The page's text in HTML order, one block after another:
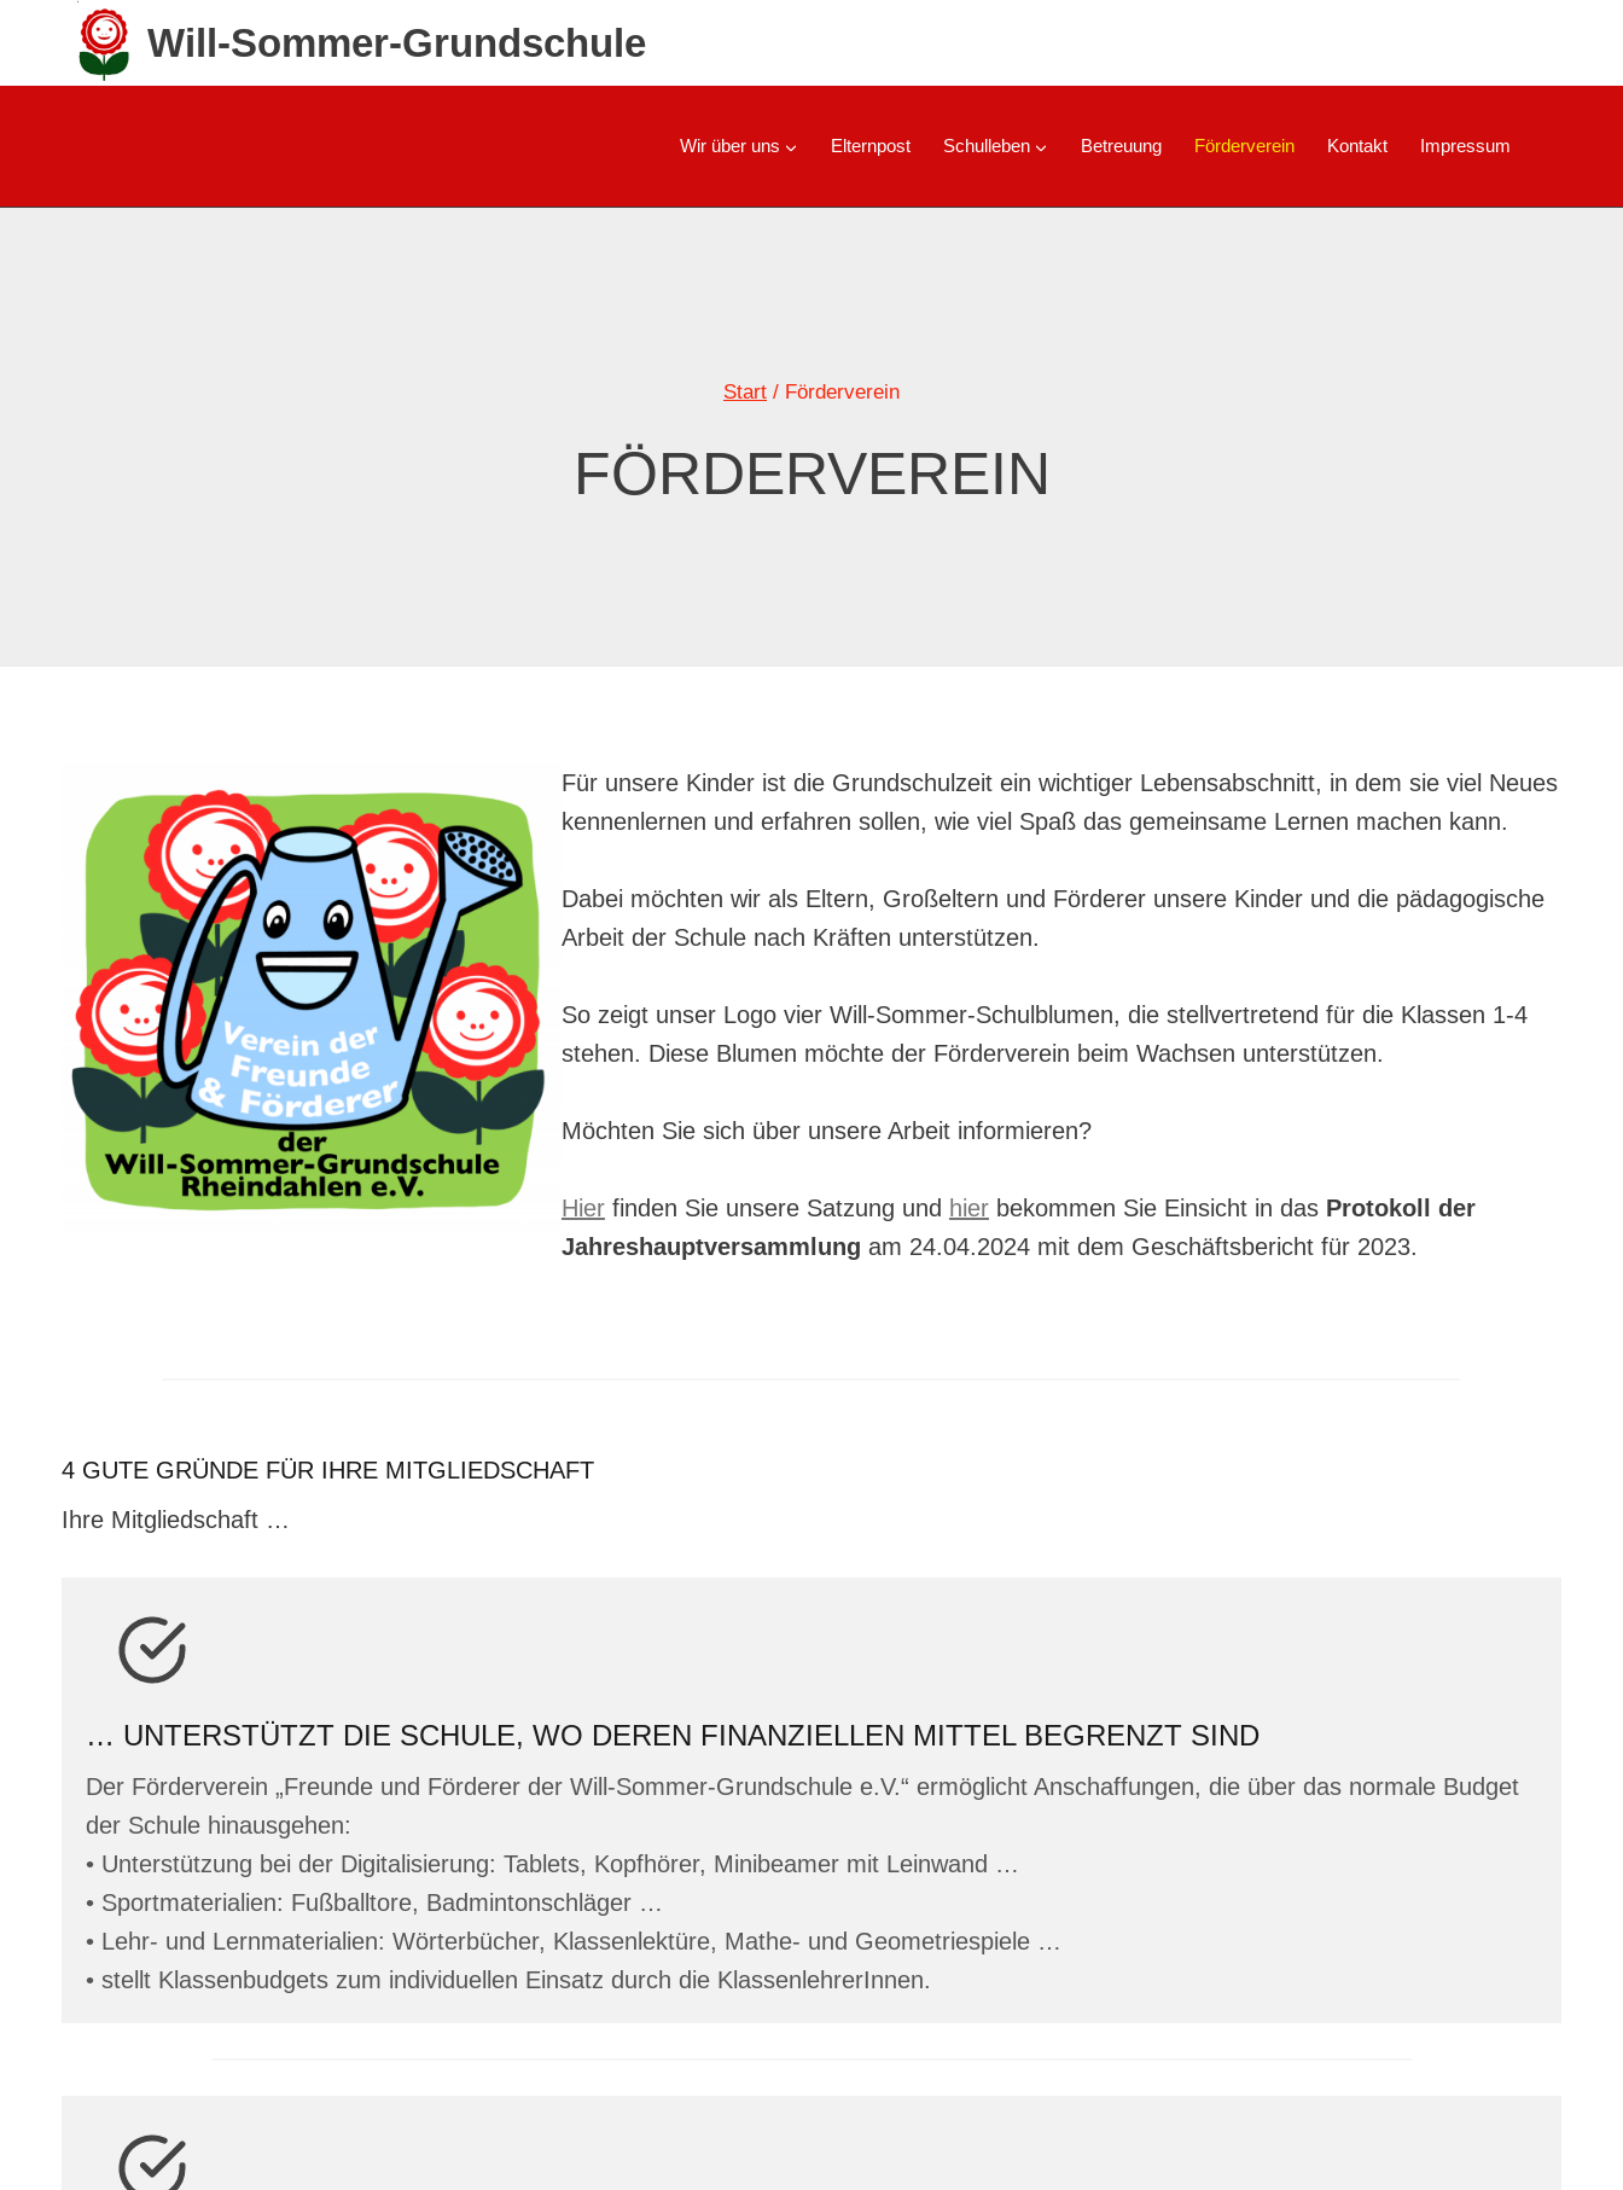
Will-Sommer-Grundschule
Wir über uns Elternpost Schulleben Betreuung Förderverein Kontakt Impressum
Start / Förderverein
FÖRDERVEREIN
Für unsere Kinder ist die Grundschulzeit ein wichtiger Lebensabschnitt, in dem sie viel Neues
kennenlernen und erfahren sollen, wie viel Spaß das gemeinsame Lernen machen kann.
Dabei möchten wir als Eltern, Großeltern und Förderer unsere Kinder und die pädagogische
Arbeit der Schule nach Kräften unterstützen.
So zeigt unser Logo vier Will-Sommer-Schulblumen, die stellvertretend für die Klassen 1-4
stehen. Diese Blumen möchte der Förderverein beim Wachsen unterstützen.
Möchten Sie sich über unsere Arbeit informieren?
Hierfinden Sie unsere Satzung und hierbekommen Sie Einsicht in das Protokoll der
Jahreshauptversammlung am 24.04.2024 mit dem Geschäftsbericht für 2023.
4 GUTE GRÜNDE FÜR IHRE MITGLIEDSCHAFT
Ihre Mitgliedschaft …
… UNTERSTÜTZT DIE SCHULE, WO DEREN FINANZIELLEN MITTEL BEGRENZT SIND
Der Förderverein „Freunde und Förderer der Will-Sommer-Grundschule e.V.“ ermöglicht Anschaffungen, die über das normale Budget
der Schule hinausgehen:
• Unterstützung bei der Digitalisierung: Tablets, Kopfhörer, Minibeamer mit Leinwand …
• Sportmaterialien: Fußballtore, Badmintonschläger …
• Lehr- und Lernmaterialien: Wörterbücher, Klassenlektüre, Mathe- und Geometriespiele …
• stellt Klassenbudgets zum individuellen Einsatz durch die KlassenlehrerInnen.